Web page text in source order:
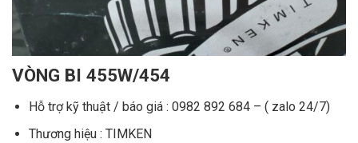
VÒNG BI 455W/454
Hỗ trợ kỹ thuật / báo giá : 0982 892 684 – ( zalo 24/7)
Thương hiệu : TIMKEN